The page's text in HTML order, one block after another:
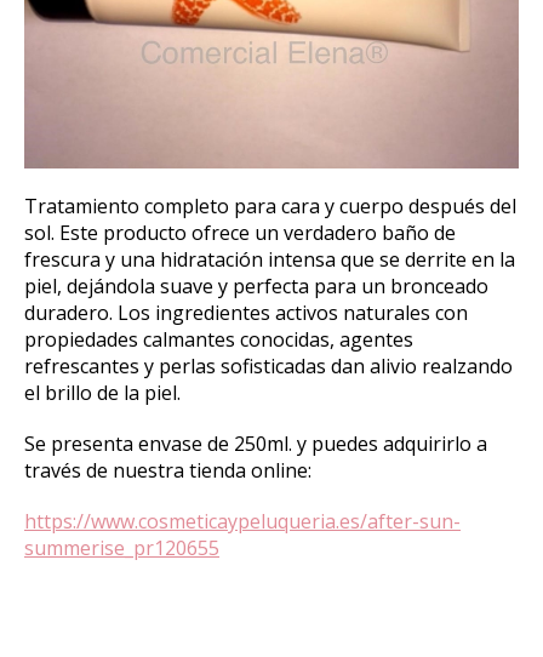
Tratamiento completo para cara y cuerpo después del
sol. Este producto ofrece un verdadero baño de
frescura y una hidratación intensa que se derrite en la
piel, dejándola suave y perfecta para un bronceado
duradero. Los ingredientes activos naturales con
propiedades calmantes conocidas, agentes
refrescantes y perlas sofisticadas dan alivio realzando
el brillo de la piel.
Se presenta envase de 250ml. y puedes adquirirlo a
través de nuestra tienda online:
https://www.cosmeticaypeluqueria.es/after-sun-
summerise_pr120655